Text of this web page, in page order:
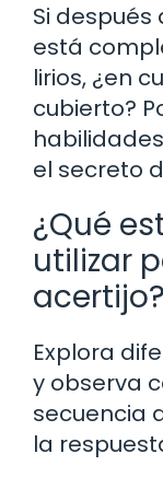
Si
está
lirios, ¿en
cubierto?
el secreto
¿Qué
utilizar
acertijo?
Explora
y observa
secuencia
la